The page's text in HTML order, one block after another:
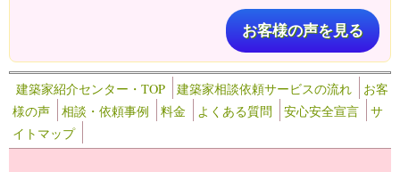
お客様の声を見る
建築家紹介センター・TOP 建築家相談依頼サービスの流れ
お客
様の声
相談・依頼事例 料金 よくある質問 安心安全宣言
サ
イトマップ